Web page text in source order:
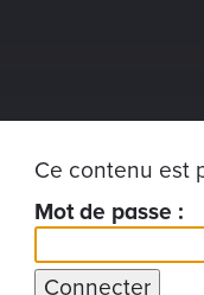
Ce contenu est
Mot de passe :